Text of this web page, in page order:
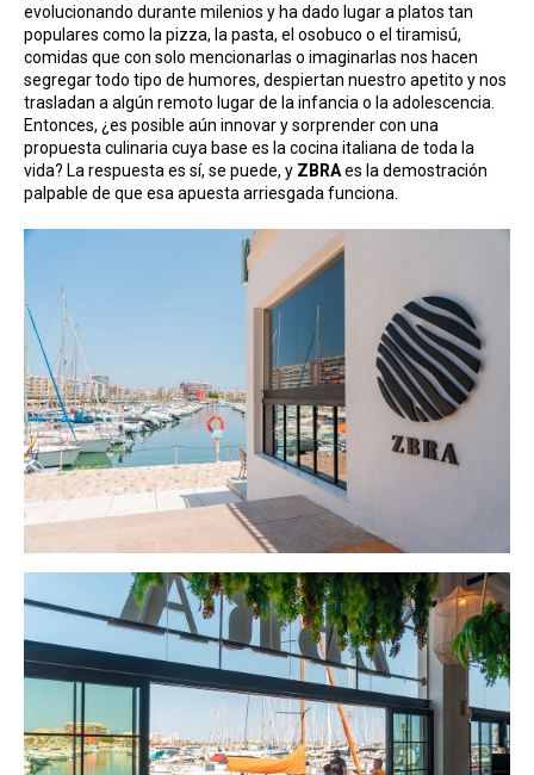
evolucionando durante milenios y ha dado lugar a platos tan
populares como la pizza, la pasta, el osobuco o el tiramisú,
comidas que con solo mencionarlas o imaginarlas nos hacen
segregar todo tipo de humores, despiertan nuestro apetito y nos
trasladan a algún remoto lugar de la infancia o la adolescencia.
Entonces, ¿es posible aún innovar y sorprender con una
propuesta culinaria cuya base es la cocina italiana de toda la
vida? La respuesta es sí, se puede, y ZBRAes la demostración
palpable de que esa apuesta arriesgada funciona.